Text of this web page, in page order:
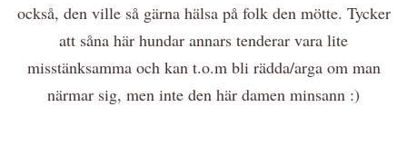
också, den ville så gärna hälsa på folk den mötte. Tycker
att såna här hundar annars tenderar vara lite
misstänksamma och kan t.o.m bli rädda/arga om man
närmar sig, men inte den här damen minsann :)